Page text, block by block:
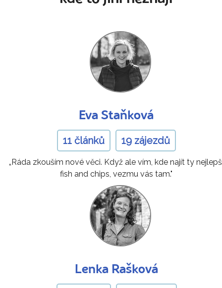
Eva Staňková
11 článků 19 zájezdů
„Ráda zkouším nové věci. Když ale vím, kde najít ty
fish and chips, vezmu vás tam."
Lenka Rašková